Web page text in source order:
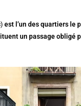
)est l’un des quartiers le
un passage obligé